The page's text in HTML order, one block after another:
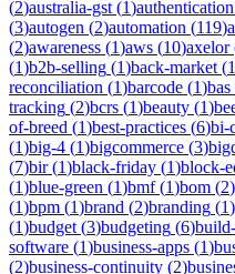
(2)australia-gst (1)authentication
(3)autogen (2)automation (119)
(2)awareness (1)aws (10)axelor
(1)b2b-selling (1)back-market (1
reconciliation (1)barcode (1)bas
tracking (2)bcrs (1)beauty (1)
of-breed (1)best-practices (6)bi-
(1)big-4 (1)bigcommerce (3)
(7)bir(1)black-friday (1)block-
(1)blue-green (1)bmf(1)bom (2)
(1)bpm (1)brand (2)branding (1)
(1)budget (3)budgeting (6)
software (1)business-apps (1)
(2)business-continuity (2)